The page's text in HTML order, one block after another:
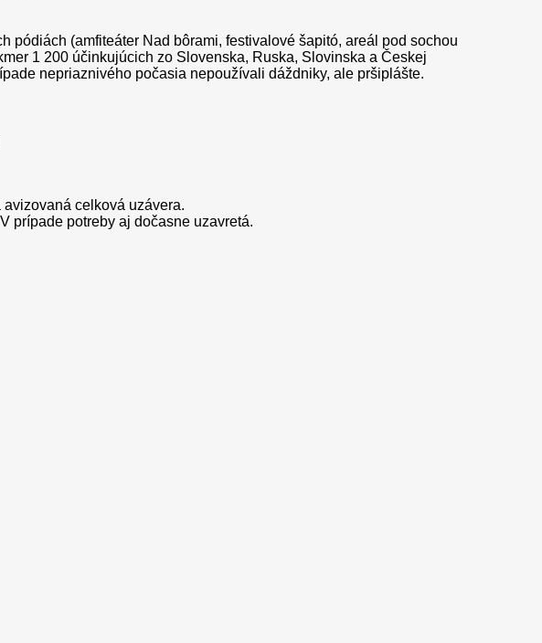
pódiách (amfiteáter Nad bôrami, festivalové šapitó, areál pod sochou
1 200 účinkujúcich zo Slovenska, Ruska, Slovinska a Českej
nepriaznivého počasia nepoužívali dáždniky, ale pršiplášte.
avizovaná celková uzávera.
prípade potreby aj dočasne uzavretá.